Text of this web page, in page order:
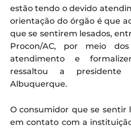
estão tendo o devido
orientação do órgão é que
que se sentirem lesados,
Procon/AC, por meio
atendimento e
ressaltou a
Albuquerque.
O consumidor que se sentir
em contato com a